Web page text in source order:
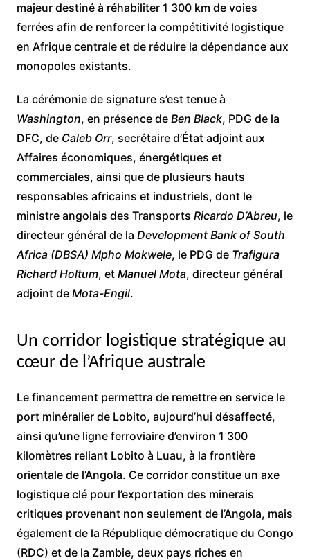
majeur destiné à réhabiliter 1 300 km de voies
ferrées afin de renforcer la compétitivité logistique
en Afrique centrale et de réduire la dépendance aux
monopoles existants.
La cérémonie de signature s’est tenue à
Washington, en présence de Ben Black, PDG de la
DFC, de Caleb Orr, secrétaire d’État adjoint aux
Affaires économiques, énergétiques et
commerciales, ainsi que de plusieurs hauts
responsables africains et industriels, dont le
ministre angolais des Transports Ricardo D’Abreu, le
directeur général de la Development Bank of South
Africa (DBSA) Mpho Mokwele, le PDG de Trafigura
Richard Holtum, et Manuel Mota, directeur général
adjoint de Mota-Engil.
Un corridor logistique stratégique au
cœur de l’Afrique australe
Le financement permettra de remettre en service le
port minéralier de Lobito, aujourd’hui désaffecté,
ainsi qu’une ligne ferroviaire d’environ 1 300
kilomètres reliant Lobito à Luau, à la frontière
orientale de l’Angola. Ce corridor constitue un axe
logistique clé pour l’exportation des minerais
critiques provenant non seulement de l’Angola, mais
également de la République démocratique du Congo
(RDC) et de la Zambie, deux pays riches en